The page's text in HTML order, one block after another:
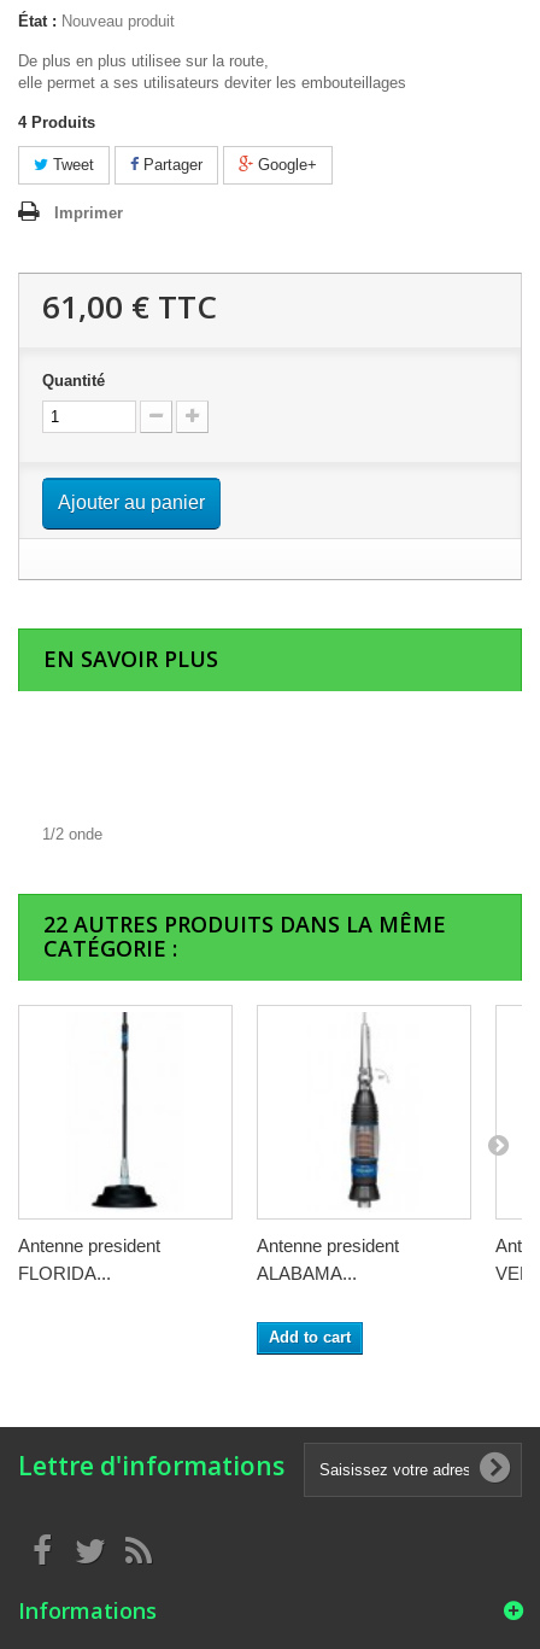
État : Nouveau produit
De plus en plus utilisee sur la route,
elle permet a ses utilisateurs deviter les embouteillages
4 Produits
Tweet Partager Google+
Imprimer
61,00 € TTC
Quantité
Ajouter au panier
EN SAVOIR PLUS
1/2 onde
22 AUTRES PRODUITS DANS LA MÊME
CATÉGORIE :
Antenne president
FLORIDA...
Antenne president
ALABAMA...
Add to cart
Lettre d'informations
Informations